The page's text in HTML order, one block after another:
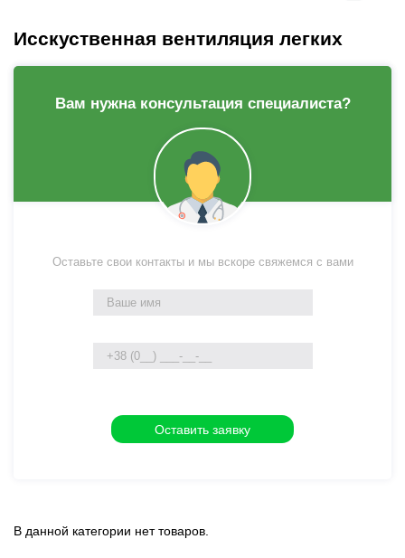
Исскуственная вентиляция легких
Вам нужна консультация специалиста?
Оставьте свои контакты и мы вскоре свяжемся с вами
В данной категории нет товаров.